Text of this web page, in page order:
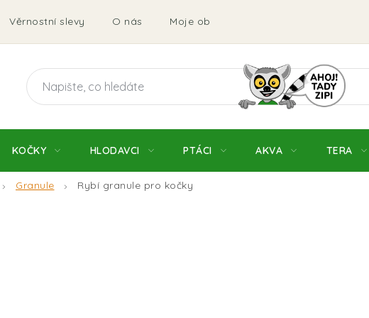
Věrnostní slevy O nás Moje objednávka Obchodní
KOČKY HLODAVCI PTÁCI AKVA TERA
Granule Rybí granule pro kočky